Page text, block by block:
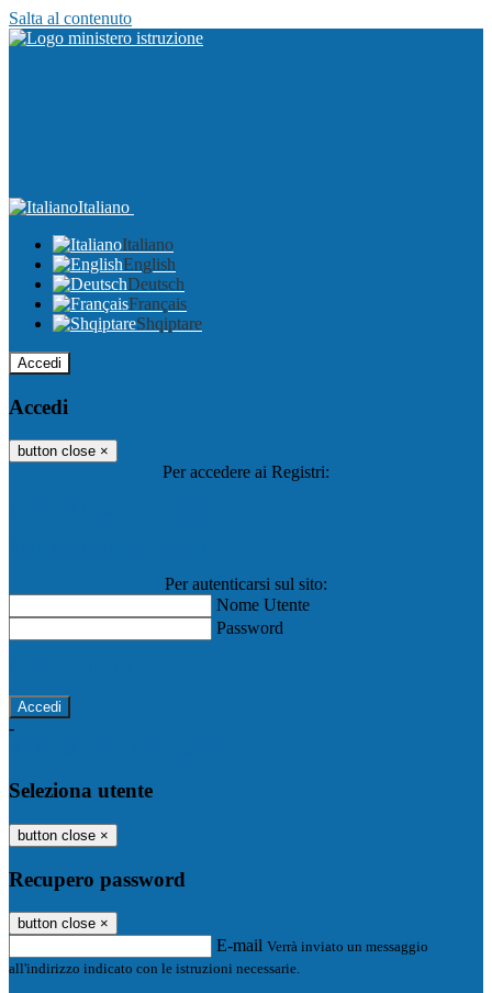
Salta al contenuto
Italiano
Italiano
English
Deutsch
Français
Shqiptare
Accedi
Accedi
button close ×
Per accedere ai Registri:
Per autenticarsi sul sito:
Nome Utente
Password
-
Seleziona utente
button close ×
Recupero password
button close ×
E-mail Verrà inviato un messaggio
all'indirizzo indicato con le istruzioni necessarie.